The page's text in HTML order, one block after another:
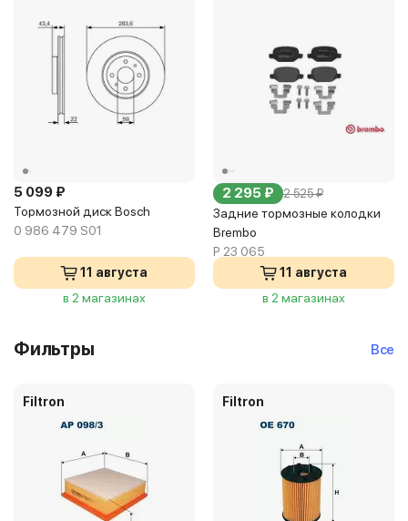
5 099 ₽
Тормозной диск Bosch
0 986 479 S01
11 августа
в 2 магазинах
2 295 ₽ 2 525 ₽
Задние тормозные колодки
Brembo
P 23 065
11 августа
в 2 магазинах
Фильтры Все
Filtron Filtron